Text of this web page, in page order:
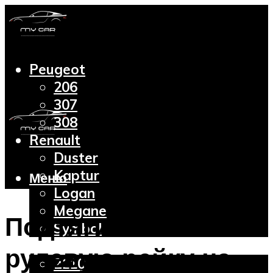
Peugeot
206
307
308
Renault
Duster
Kaptur
Logan
Megane
Symbol
Lada
2110
Меню
Подтягиваем
рулевую рейку на